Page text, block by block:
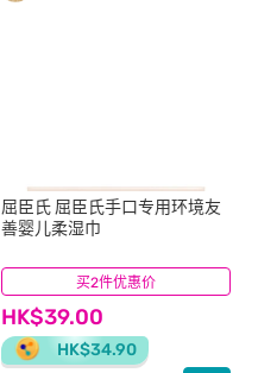
买2件优惠价
屈臣氏 屈臣氏手口专用环境友
善婴儿柔湿巾
HK$39.00
HK$34.90
(219)